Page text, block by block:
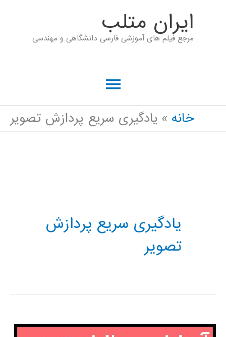
ايران متلب
مرجع فیلم های آموزشی فارسی دانشگاهی و مهندسی
فهرست
اصلی
خانه یادگیری سریع پردازش تصویر
یادگیری سریع پردازش
تصویر